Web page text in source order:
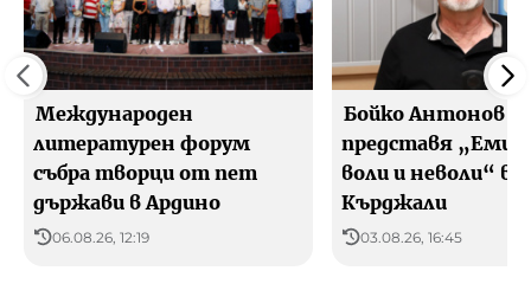
Международен
литературен форум
събра творци от пет
държави в Ардино
06.08.26, 12:19
Бойко Антонов
представя
воли и неволи“ в
Кърджали
03.08.26, 16:45